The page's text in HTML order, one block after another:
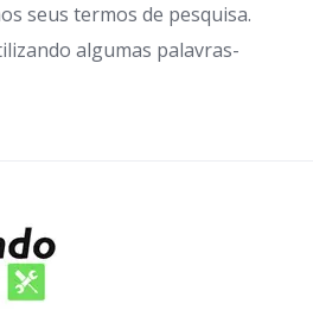
seus termos de pesquisa.
algumas palavras-